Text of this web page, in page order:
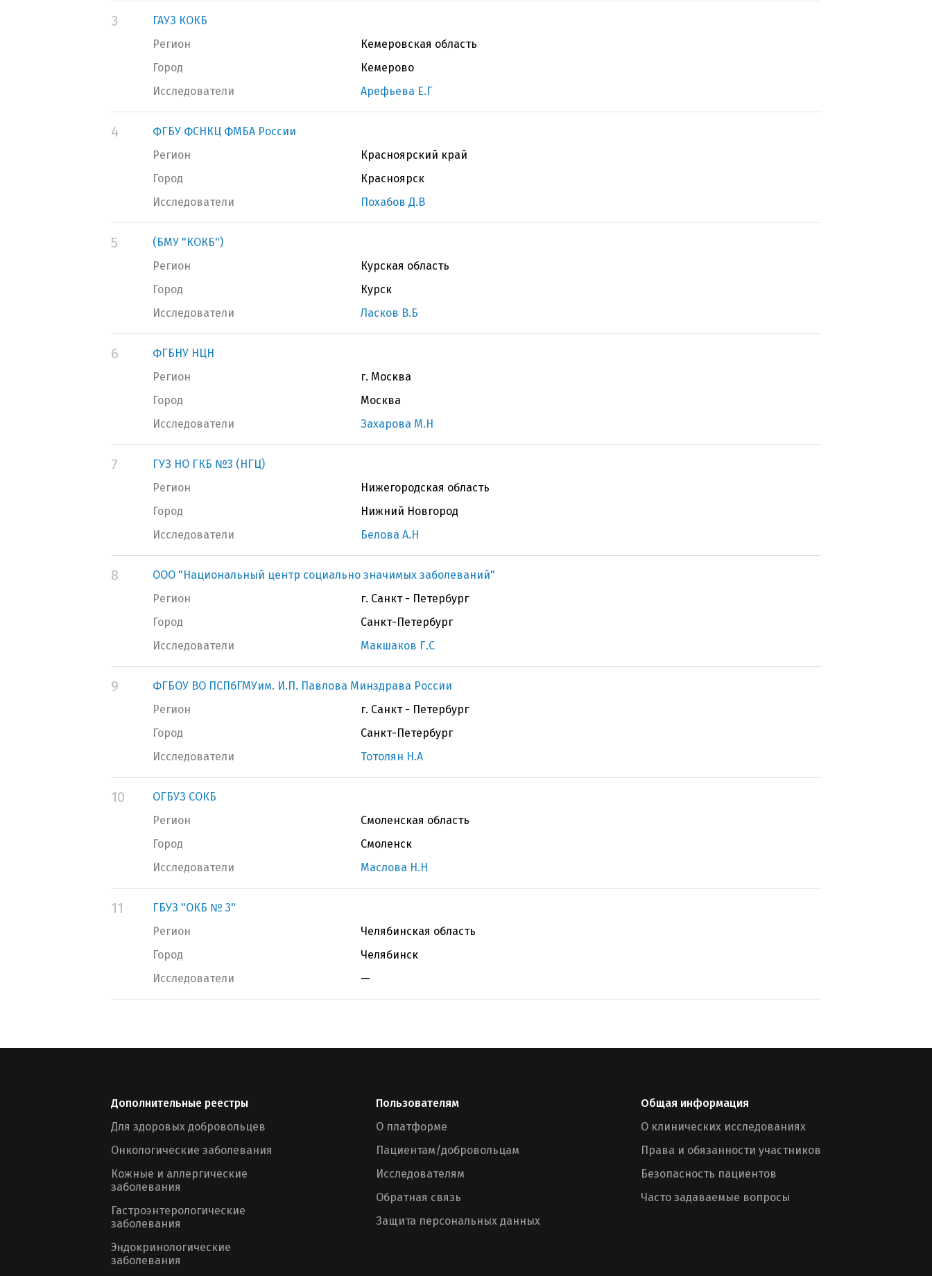
3
ГАУЗ КОКБ
Регион
Кемеровская область
Город
Кемерово
Исследователи
Арефьева Е.Г
4
ФГБУ ФСНКЦ ФМБА России
Регион
Красноярский край
Город
Красноярск
Исследователи
Похабов Д.В
5
(БМУ "КОКБ")
Регион
Курская область
Город
Курск
Исследователи
Ласков В.Б
6
ФГБНУ НЦН
Регион
г. Москва
Город
Москва
Исследователи
Захарова М.Н
7
ГУЗ НО ГКБ №3 (НГЦ)
Регион
Нижегородская область
Город
Нижний Новгород
Исследователи
Белова А.Н
8
ООО "Национальный центр социально значимых заболеваний"
Регион
г. Санкт - Петербург
Город
Санкт-Петербург
Исследователи
Макшаков Г.С
9
ФГБОУ ВО ПСПбГМУим. И.П. Павлова Минздрава России
Регион
г. Санкт - Петербург
Город
Санкт-Петербург
Исследователи
Тотолян Н.А
10
ОГБУЗ СОКБ
Регион
Смоленская область
Город
Смоленск
Исследователи
Маслова Н.Н
11
ГБУЗ "ОКБ № 3"
Регион
Челябинская область
Город
Челябинск
Исследователи
—
Дополнительные реестры
Для здоровых добровольцев
Онкологические заболевания
Кожные и аллергические
заболевания
Гастроэнтерологические
заболевания
Эндокринологические
заболевания
Пользователям
О платформе
Пациентам/добровольцам
Исследователям
Обратная связь
Защита персональных данных
Общая информация
О клинических исследованиях
Права и обязанности участников
Безопасность пациентов
Часто задаваемые вопросы